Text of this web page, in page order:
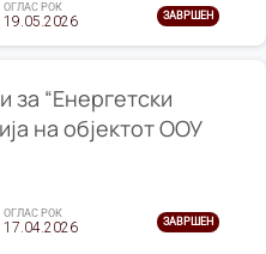
ОГЛАС РОК
19.05.2026 ЗАВРШЕН
за “Енергетски
на објектот ООУ
ОГЛАС РОК
17.04.2026 ЗАВРШЕН